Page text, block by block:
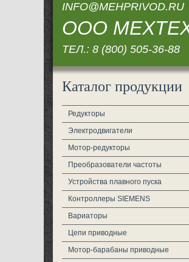
INFO@MEHPRIVOD.RU
ООО
ТЕЛ.: 8 (800) 505-36-88
Каталог продукции
Редукторы
Электродвигатели
Мотор-редукторы
Преобразователи частоты
Устройства плавного пуска
Контроллеры SIEMENS
Вариаторы
Цепи приводные
Мотор-барабаны приводные